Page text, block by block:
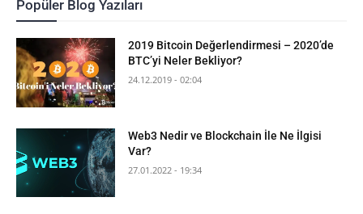
Popüler Blog Yazıları
2019 Bitcoin Değerlendirmesi – 2020’de
BTC’yi Neler Bekliyor?
24.12.2019 - 02:04
Web3 Nedir ve Blockchain İle Ne İlgisi
Var?
27.01.2022 - 19:34